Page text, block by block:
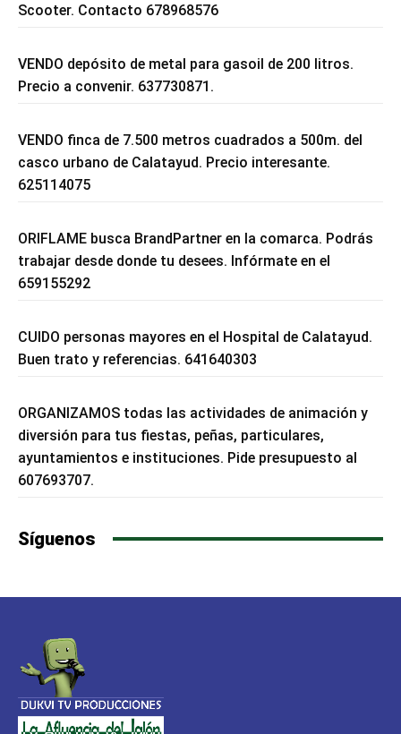
Scooter. Contacto 678968576
VENDO depósito de metal para gasoil de 200 litros.
Precio a convenir. 637730871.
VENDO finca de 7.500 metros cuadrados a 500m. del
casco urbano de Calatayud. Precio interesante.
625114075
ORIFLAME busca BrandPartner en la comarca. Podrás
trabajar desde donde tu desees. Infórmate en el
659155292
CUIDO personas mayores en el Hospital de Calatayud.
Buen trato y referencias. 641640303
ORGANIZAMOS todas las actividades de animación y
diversión para tus fiestas, peñas, particulares,
ayuntamientos e instituciones. Pide presupuesto al
607693707.
Síguenos